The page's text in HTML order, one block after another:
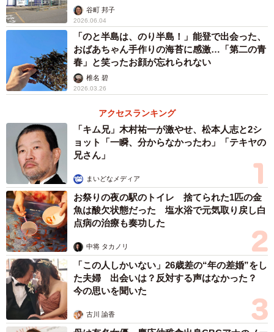
い」【前編】
谷町 邦子
2026.06.04
「のと半島は、のり半島！」能登で出会った、
おばあちゃん手作りの海苔に感激…「第二の青
春」と笑ったお顔が忘れられない
椎名 碧
2026.03.26
アクセスランキング
「キム兄」木村祐一が激やせ、松本人志と2シ
ョット「一瞬、分からなかったわ」「テキヤの
兄さん」
まいどなメディア
お祭りの夜の駅のトイレ 捨てられた1匹の金
魚は酸欠状態だった 塩水浴で元気取り戻し白
点病の治療も奏功した
中将 タカノリ
「この人しかいない」26歳差の“年の差婚”をし
た夫婦 出会いは？反対する声はなかった？
今の思いを聞いた
古川 諭香